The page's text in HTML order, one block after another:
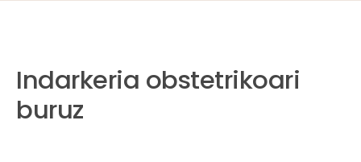
Indarkeria obstetrikoari
buruz